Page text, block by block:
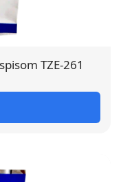
TZE-261